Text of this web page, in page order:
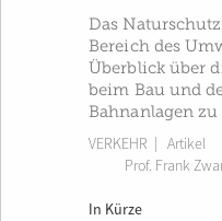
Das
Bereich des
Überblick über
beim Bau und
Bahnanlagen
VERKEHR | Artikel
Prof. Frank
In Kürze